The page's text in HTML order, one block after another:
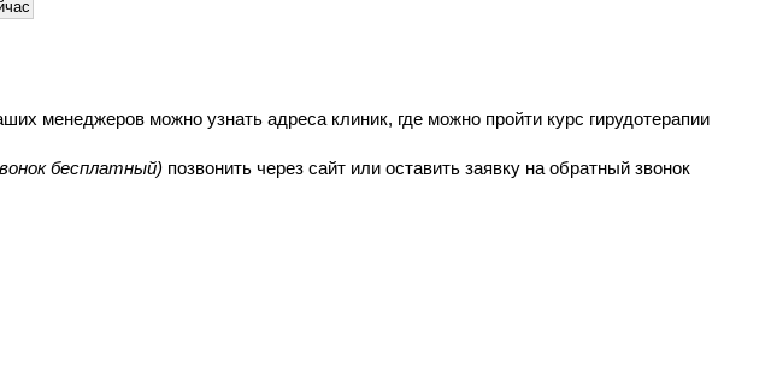
менеджеров можно узнать адреса клиник, где можно пройти курс гирудотерапии
бесплатный) позвонить через сайт или оставить заявку на обратный звонок